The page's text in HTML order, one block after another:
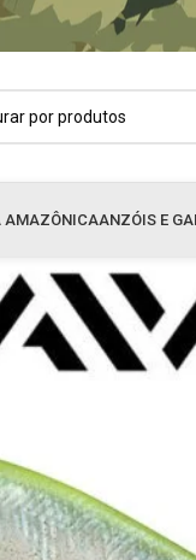
AMAZÔNICAANZÓIS E